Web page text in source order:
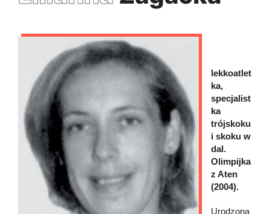
lekkoatlet
ka,
specjalist
ka
trójskoku
i skoku w
dal.
Olimpijka
z Aten
(2004).
Urodzona